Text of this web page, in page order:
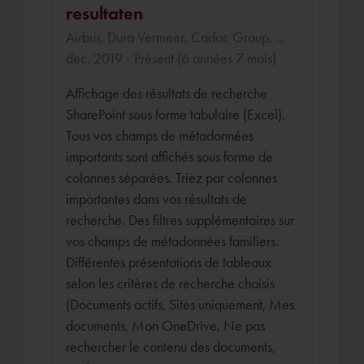
resultaten
Airbus, Dura Vermeer, Cadac Group, ...
dec. 2019 - Présent (6 années 7 mois)
Affichage des résultats de recherche
SharePoint sous forme tabulaire (Excel).
Tous vos champs de métadonnées
importants sont affichés sous forme de
colonnes séparées. Triez par colonnes
importantes dans vos résultats de
recherche. Des filtres supplémentaires sur
vos champs de métadonnées familiers.
Différentes présentations de tableaux
selon les critères de recherche choisis
(Documents actifs, Sites uniquement, Mes
documents, Mon OneDrive, Ne pas
rechercher le contenu des documents,